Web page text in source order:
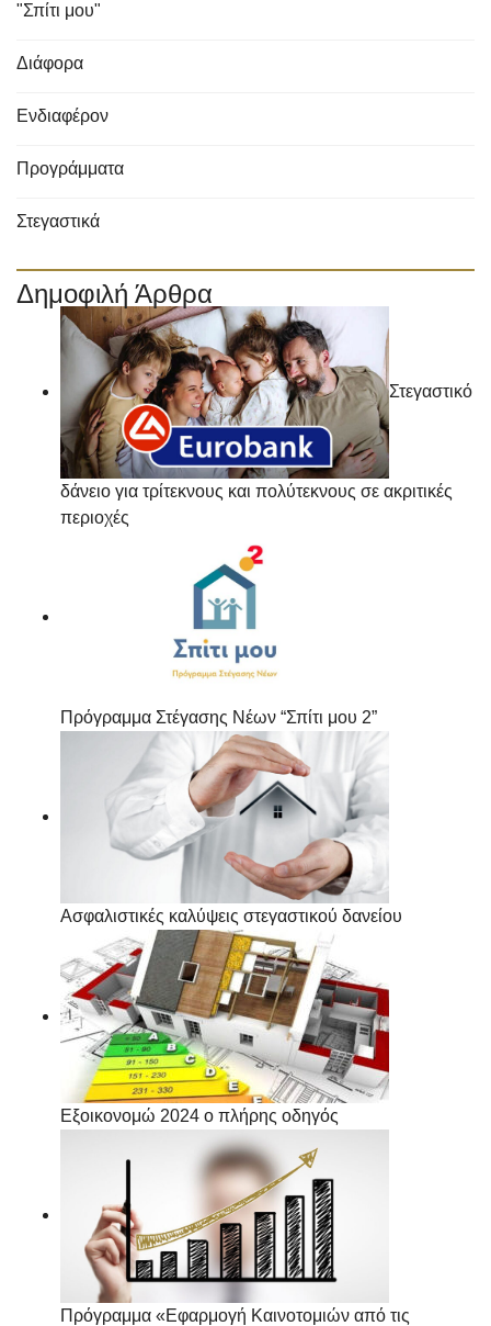
"Σπίτι μου"
Διάφορα
Ενδιαφέρον
Προγράμματα
Στεγαστικά
Δημοφιλή Άρθρα
Στεγαστικό
δάνειο για τρίτεκνους και πολύτεκνους σε ακριτικές
περιοχές
Πρόγραμμα Στέγασης Νέων “Σπίτι μου 2”
Ασφαλιστικές καλύψεις στεγαστικού δανείου
Εξοικονομώ 2024 ο πλήρης οδηγός
Πρόγραμμα «Εφαρμογή Καινοτομιών από τις